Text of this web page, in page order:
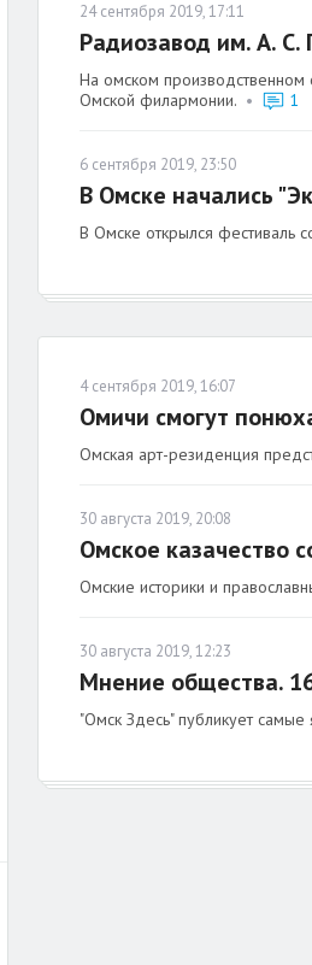
24 сентября 2019, 17:11
Радиозавод им. А. С.
На омском производственном
Омской филармонии.• 1
6 сентября 2019, 23:50
В Омске начались
В Омске открылся фестиваль
4 сентября 2019, 16:07
Омичи смогут
Омская арт-резиденция
30 августа 2019, 20:08
Омское казачество
Омские историки и
30 августа 2019, 12:23
Мнение общества.
"Омск Здесь" публикует